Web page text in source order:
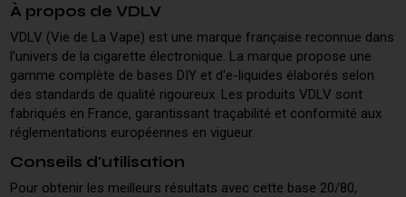
À propos de VDLV
VDLV (Vie de La Vape) est une marque française reconnue dans
l'univers de la cigarette électronique. La marque propose une
gamme complète de bases DIY et d'e-liquides élaborés selon
des standards de qualité rigoureux. Les produits VDLV sont
fabriqués en France, garantissant traçabilité et conformité aux
réglementations européennes en vigueur.
Conseils d'utilisation
Pour obtenir les meilleurs résultats avec cette base 20/80,